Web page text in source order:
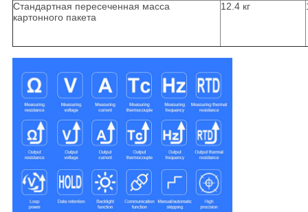
Стандартная пересеченная масса
картонного пакета
12.4 кг